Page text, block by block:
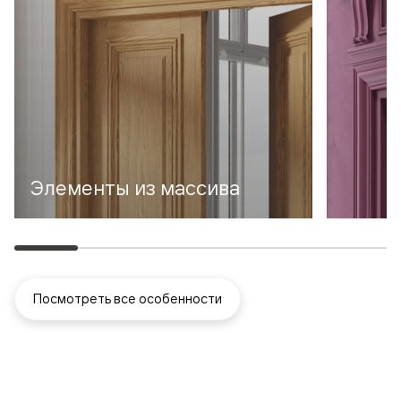
Элементы из массива
Посмотреть все особенности